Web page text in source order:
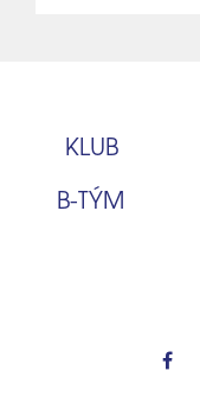
KLUB
B‑TÝM